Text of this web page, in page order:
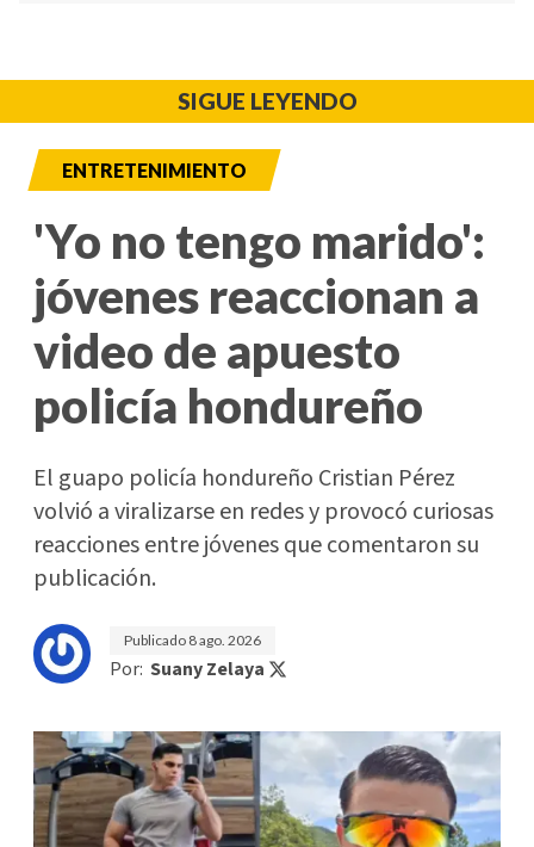
SIGUE LEYENDO
ENTRETENIMIENTO
'Yo no tengo marido':
jóvenes reaccionan a
video de apuesto
policía hondureño
El guapo policía hondureño Cristian Pérez
volvió a viralizarse en redes y provocó curiosas
reacciones entre jóvenes que comentaron su
publicación.
Publicado 8 ago. 2026
Por: Suany Zelaya